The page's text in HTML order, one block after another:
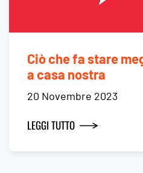
Ciò che fa stare
a casa nostra
20 Novembre 2023
LEGGI TUTTO